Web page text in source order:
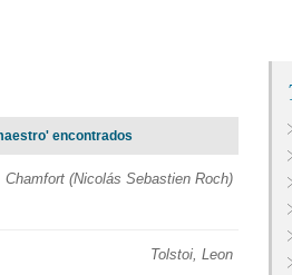
encontrados
Chamfort (Nicolás Sebastien Roch)
Tolstoi, Leon